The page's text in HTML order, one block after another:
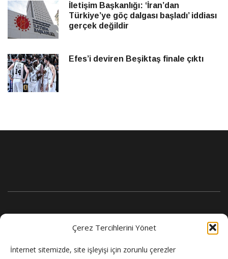
Çerez Tercihlerini Yönet
İnternet sitemizde, site işleyişi için zorunlu çerezler
İletişim Başkanlığı: ‘İran’dan
Türkiye’ye göç dalgası başladı’ iddiası
gerçek değildir
Efes’i deviren Beşiktaş finale çıktı